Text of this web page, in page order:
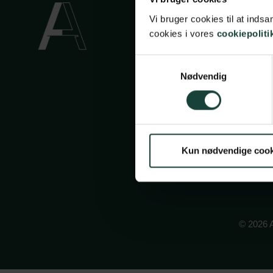
Vi bruger cookies til at
cookies i vores
Nødvendig
Kun nødvendige
© 2026